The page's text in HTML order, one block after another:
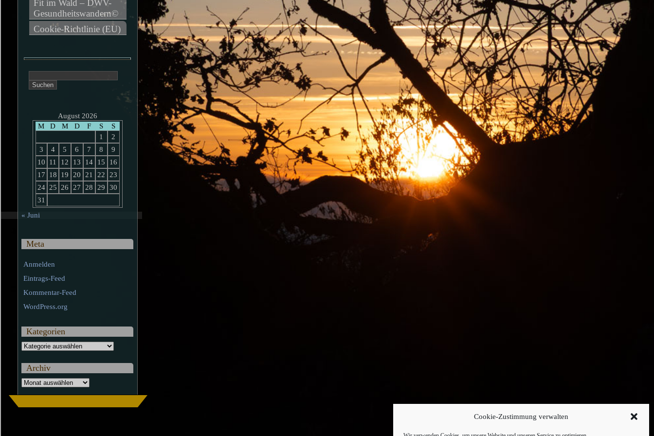
Cookie-Zustimmung verwalten
Fit im Wald – DWV-
Gesundheitswandern©
Cookie-Richtlinie (EU)
nach:
August 2026
M
D M D F S
S
1
2
3
4 5 6 7 8
9
10
11 12 13 14 15
16
17
18 19 20 21 22
23
24 25 26 27 28 29
30
31
« Juni
Meta
Anmelden
Eintrags-Feed
Kommentar-Feed
WordPress.org
Kategorien
Kategorien
Archiv
Archiv